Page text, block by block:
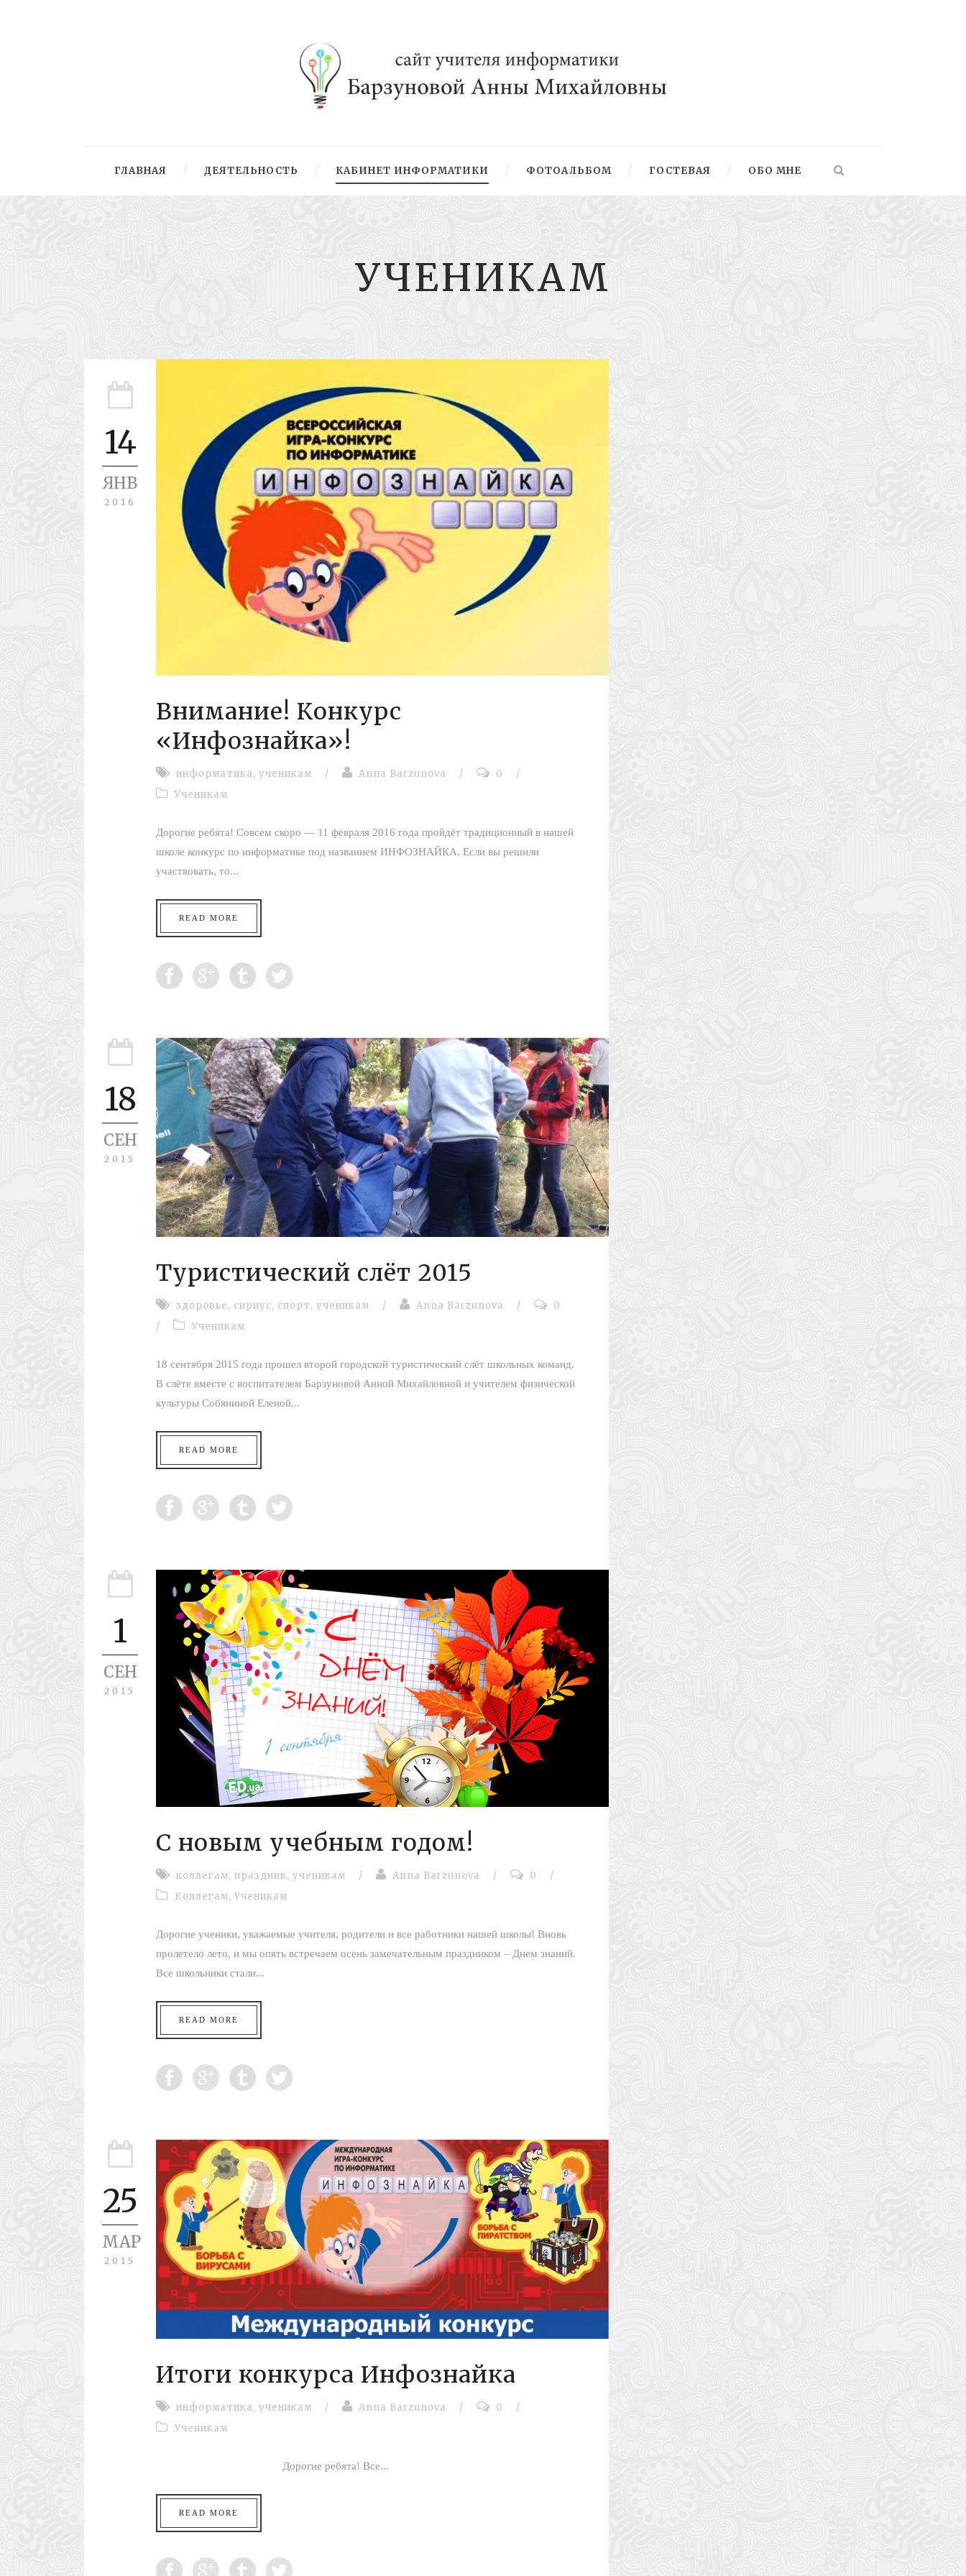
ГЛАВНАЯ ДЕЯТЕЛЬНОСТЬ КАБИНЕТ ИНФОРМАТИКИ ФОТОАЛЬБОМ ГОСТЕВАЯ ОБО МНЕ
УЧЕНИКАМ
14
ЯНВ
2016
Внимание! Конкурс
«Инфознайка»!
информатика, ученикам / Anna Barzunova / 0
/
Ученикам
Дорогие ребята! Совсем скоро — 11 февраля 2016 года пройдёт традиционный в нашей
школе конкурс по информатике под названием ИНФОЗНАЙКА. Если вы решили
участвовать, то...
READ MORE
18
СЕН
2015
Туристический слёт 2015
здоровье, сириус, спорт, ученикам / Anna Barzunova /
0
/
Ученикам
18 сентября 2015 года прошел второй городской туристический слёт школьных команд.
В слёте вместе с воспитателем Барзуновой Анной Михайловной и учителем физической
культуры Собяниной Еленой...
READ MORE
1
СЕН
2015
С новым учебным годом!
коллегам, праздник, ученикам / Anna Barzunova / 0
/
Коллегам, Ученикам
Дорогие ученики, уважаемые учителя, родители и все работники нашей школы! Вновь
пролетело лето, и мы опять встречаем осень замечательным праздником – Днем знаний.
Все школьники стали...
READ MORE
25
МАР
2015
Итоги конкурса Инфознайка
информатика, ученикам / Anna Barzunova / 0
/
Ученикам
Дорогие ребята! Все...
READ MORE